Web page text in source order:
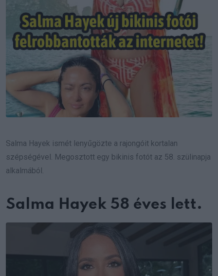
Salma Hayek ismét lenyűgözte a rajongóit kortalan
szépségével. Megosztott egy bikinis fotót az 58. szülinapja
alkalmából.
Salma Hayek 58 éves lett.